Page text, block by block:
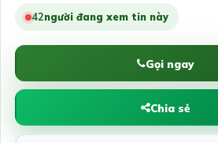
42người đang xem tin này
Gọi ngay
Chia sẻ